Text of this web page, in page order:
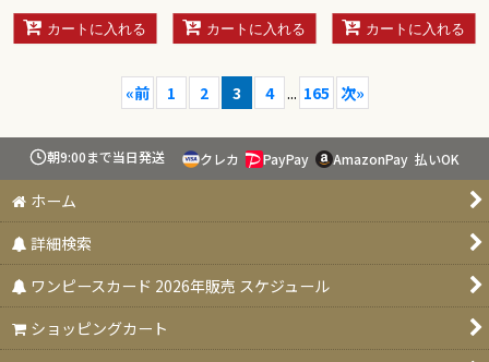
カートに入れる カートに入れる カートに入れる
«前 1 2 3 4 ... 165 次»
朝9:00まで当日発送 クレカ PayPay AmazonPay 払いOK
ホーム
詳細検索
ワンピースカード 2026年販売 スケジュール
ショッピングカート